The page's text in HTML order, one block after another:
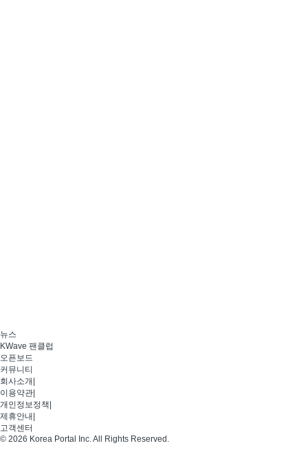
뉴스
KWave 팬클럽
오픈보드
커뮤니티
회사소개
이용약관
개인정보정책
제휴안내
고객센터
© 2026 Korea Portal Inc. All Rights Reserved.